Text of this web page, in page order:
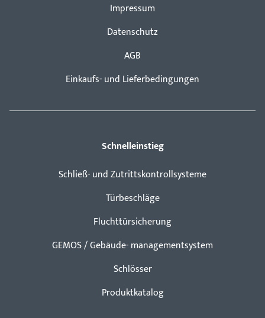
Impressum
Datenschutz
AGB
Einkaufs- und Lieferbedingungen
Schnelleinstieg
Schließ- und Zutrittskontrollsysteme
Türbeschläge
Fluchttürsicherung
GEMOS / Gebäude- managementsystem
Schlösser
Produktkatalog